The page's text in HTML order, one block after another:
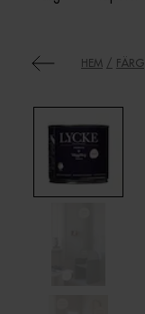
HEM FÄRG